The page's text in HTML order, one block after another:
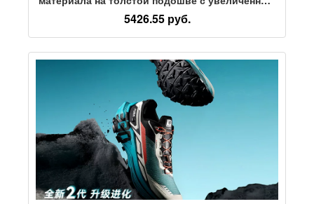
размером, повседневная обувь для детей от
Wang Junkai same camel daddy shoes Galaxy
5426.55 руб.